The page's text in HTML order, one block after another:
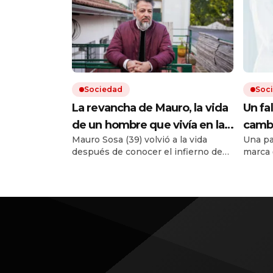
Sociedad
La revancha de Mauro, la vida
de un hombre que vivía en la
calle y pudo reencontrar su
rumbo: «Ya no me reprocho»
Mauro Sosa (39) volvió a la vida
después de conocer el infierno de
fue darme cuenta de que necesitaba
Un
Una
La